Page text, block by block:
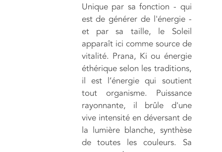
Unique par sa fonction - qui
est de générer de l'énergie -
et par sa taille, le Soleil
apparaît ici comme source de
vitalité. Prana, Ki ou énergie
éthérique selon les traditions,
il est l’énergie qui soutient
tout organisme. Puissance
rayonnante, il brûle d'une
vive intensité en déversant de
la lumière blanche, synthèse
de toutes les couleurs. Sa